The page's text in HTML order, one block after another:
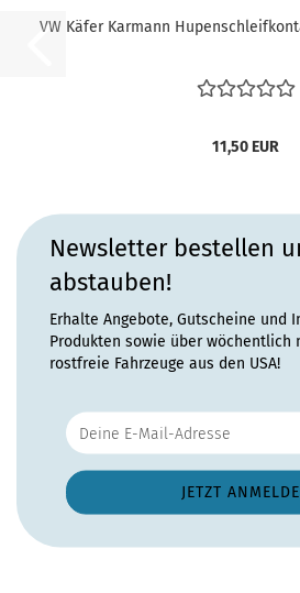
VW Käfer Karmann
11,50 EUR
Newsletter bestellen
abstauben!
Erhalte Angebote, Gutscheine und
Produkten sowie über wöchentlich
rostfreie Fahrzeuge aus den USA!